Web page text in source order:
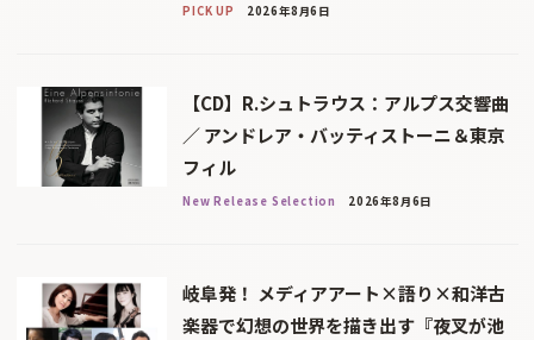
PICK UP 2026年8月6日
【CD】R.シュトラウス：アルプス交響曲
／ アンドレア・バッティストーニ＆東京
フィル
New Release Selection 2026年8月6日
岐阜発！ メディアアート×語り×和洋古
楽器で幻想の世界を描き出す『夜叉が池